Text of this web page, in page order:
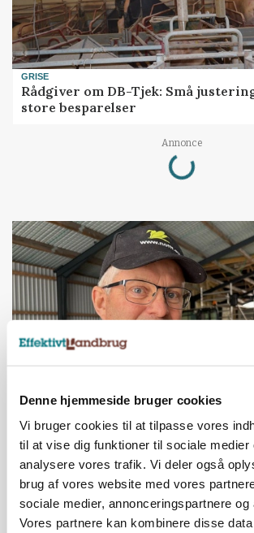
Denne hjemmeside bruger cookies
Vi bruger cookies til at tilpasse vores
til at vise dig funktioner til sociale medier
analysere vores trafik. Vi deler også
brug af vores website med vores
sociale medier, annonceringspartnere og
Vores partnere kan kombinere disse
GRISE
Rådgiver om DB-Tjek: Små
store besparelser
Annonce
Loading...
POLITIK
»Nu stopper I«: Landbrugsdebattør
protestgruppe vil demonstrere
gødskningslov
Annonce